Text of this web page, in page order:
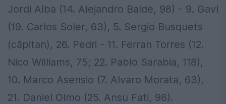
Jordi Alba (14. Alejandro Balde, 98) - 9. Gavi
(19. Carlos Soler, 63), 5. Sergio Busquets
(căpitan), 26. Pedri - 11. Ferran Torres (12.
Nico Williams, 75; 22. Pablo Sarabia, 118),
10. Marco Asensio (7. Alvaro Morata, 63),
21. Daniel Olmo (25. Ansu Fati, 98).